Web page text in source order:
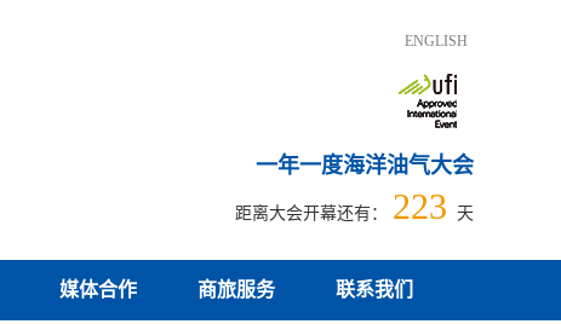
ENGLISH
一年一度海洋油气大会
距离大会开幕还有： 223 天
媒体合作 商旅服务 联系我们